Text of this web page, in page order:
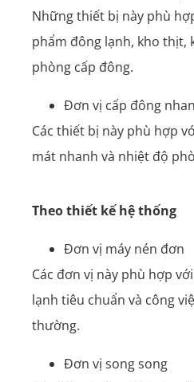
Những thiết bị này phù
phẩm đông lạnh, kho thịt,
phòng cấp đông.
Đơn vị cấp đông
Các thiết bị này phù hợp
mát nhanh và nhiệt độ
Theo thiết kế hệ thống
Đơn vị máy nén đơn
Các đơn vị này phù hợp
lạnh tiêu chuẩn và công
thường.
Đơn vị song song